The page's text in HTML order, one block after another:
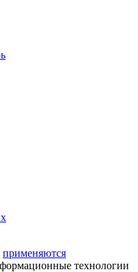
применяются
технологии